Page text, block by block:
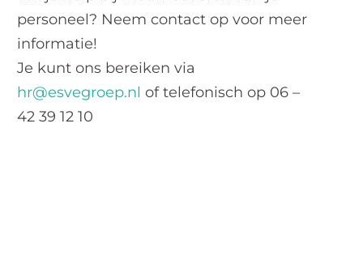
personeel? Neem contact op voor meer
informatie!
Je kunt ons bereiken via
hr@esvegroep.nl of telefonisch op 06 –
42 39 12 10